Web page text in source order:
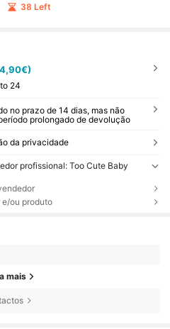
38 Left
24
no prazo de 14 dias, mas não
prolongado de devolução
da privacidade
profissional: Too Cute Baby
e/ou produto
mais